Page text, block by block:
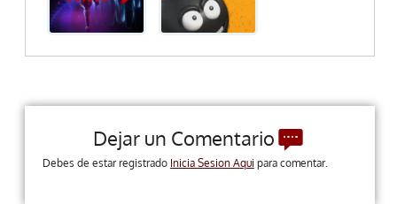
Dejar un Comentario
Debes de estar registrado Inicia Sesion Aqui para comentar.